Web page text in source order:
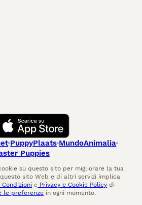
PuppyPlaats MundoAnimalia
Puppies
su questo sito per migliorare la tua
sito Web e di altri servizi implica
Condizioni e Privacy e Cookie Policy di
le preferenze in ogni momento.